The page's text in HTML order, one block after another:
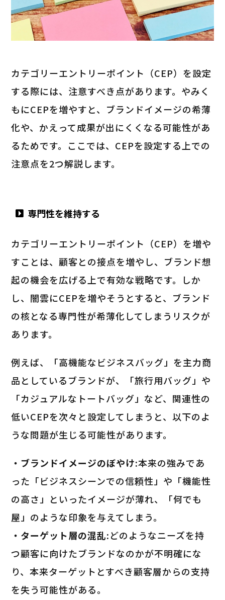
カテゴリーエントリーポイント（CEP）を設定
する際には、注意すべき点があります。やみく
もにCEPを増やすと、ブランドイメージの希薄
化や、かえって成果が出にくくなる可能性があ
るためです。ここでは、CEPを設定する上での
注意点を2つ解説します。
専門性を維持する
カテゴリーエントリーポイント（CEP）を増や
すことは、顧客との接点を増やし、ブランド想
起の機会を広げる上で有効な戦略です。しか
し、闇雲にCEPを増やそうとすると、ブランド
の核となる専門性が希薄化してしまうリスクが
あります。
例えば、「高機能なビジネスバッグ」を主力商
品としているブランドが、「旅行用バッグ」や
「カジュアルなトートバッグ」など、関連性の
低いCEPを次々と設定してしまうと、以下のよ
うな問題が生じる可能性があります。
・ブランドイメージのぼやけ:本来の強みであ
った「ビジネスシーンでの信頼性」や「機能性
の高さ」といったイメージが薄れ、「何でも
屋」のような印象を与えてしまう。
・ターゲット層の混乱:どのようなニーズを持
つ顧客に向けたブランドなのかが不明確にな
り、本来ターゲットとすべき顧客層からの支持
を失う可能性がある。